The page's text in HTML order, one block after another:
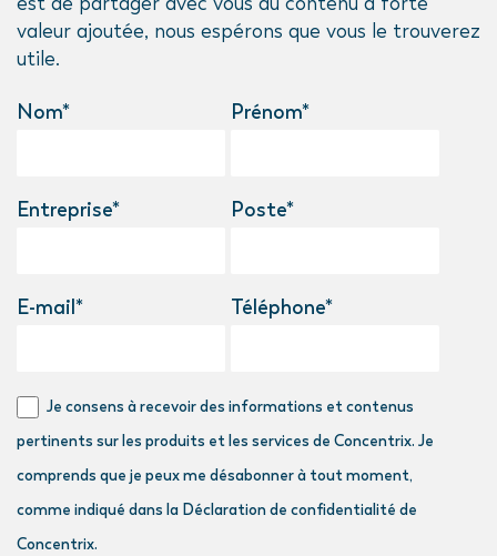
valeur ajoutée, nous espérons que vous le trouverez
utile.
Nom* Prénom*
Entreprise* Poste*
E-mail* Téléphone*
Je consens à recevoir des informations et contenus
pertinents sur les produits et les services de Concentrix. Je
comprends que je peux me désabonner à tout moment,
comme indiqué dans la Déclaration de confidentialité de
Concentrix.